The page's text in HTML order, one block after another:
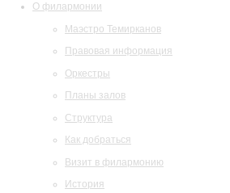
О филармонии
Маэстро Темирканов
Правовая информация
Оркестры
Планы залов
Структура
Как добраться
Визит в филармонию
История